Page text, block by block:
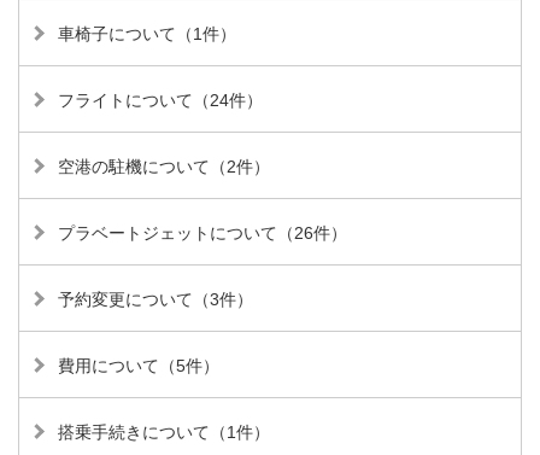
車椅子について（1件）
フライトについて（24件）
空港の駐機について（2件）
プラベートジェットについて（26件）
予約変更について（3件）
費用について（5件）
搭乗手続きについて（1件）